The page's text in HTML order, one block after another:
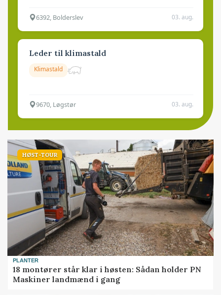
6392, Bolderslev 03. aug.
Leder til klimastald
Klimastald
9670, Løgstør 03. aug.
HØST-TOUR
PLANTER
18 montører står klar i høsten: Sådan holder PN
Maskiner landmænd i gang